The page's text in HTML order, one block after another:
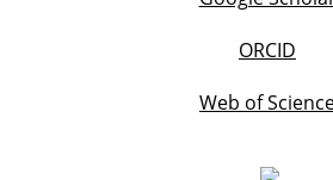
ORCID
Web of